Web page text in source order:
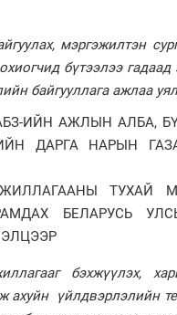
мэргэжилтэн
бүтээлээ гадаад
байгууллага ажлаа
ИЙН АЖЛЫН АЛБА,
ДАРГА НАРЫН
ТУХАЙ
БЕЛАРУСЬ
бэхжүүлэх,
үйлдвэрлэлийн